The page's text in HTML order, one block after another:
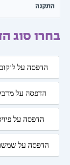
סוג
הדפסה על לוקובונד - 450 ₪ למטר
הדפסה
הדפסה על מדבקה - 340 ₪ למטר
הדפסה
הדפסה על פיויסי - 410 ₪ למטר
הדפסה על שמשונית - 210 ₪ למטר